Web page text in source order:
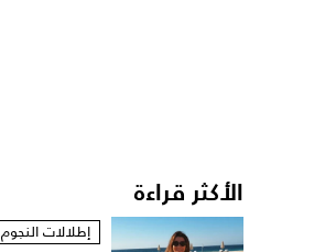
الأكثر قراءة
إطلالات النجوم